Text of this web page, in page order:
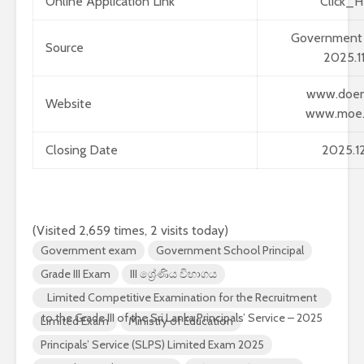
Source
Website
Closing Date
(Visited 2,659 times, 2 visits today)
Government exam
Government School Principal
Grade III Exam
III ශ්‍රේණිය විභාගය
Limited Competitive Examination for the Recruitment
to the Grade III of the Sri Lanka Principals’ Service – 2025
Limited Exam
Ministry of Education
Principals’ Service (SLPS) Limited Exam 2025